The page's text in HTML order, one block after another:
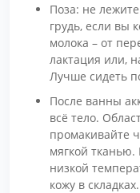
Поза: не
грудь, если вы
молока – от
лактация или,
Лучше сидеть
После ванны
всё тело.
промакивайте
мягкой
низкой
кожу в складках.